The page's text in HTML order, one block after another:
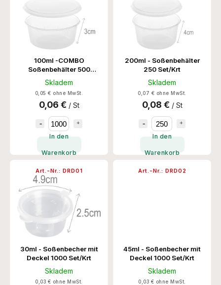
100ml -COMBO
Soßenbehälter 500
Set/Krt
Skladem
0,05 € ohne MwSt.
0,06 € / St
In den
Warenkorb
200ml - Soßenbehälter
250 Set/Krt
Skladem
0,07 € ohne MwSt.
0,08 € / St
In den
Warenkorb
30ml - Soßenbecher mit
Deckel 1000 Set/Krt
Skladem
0,03 € ohne MwSt.
Art.-Nr.: DRD01
45ml - Soßenbecher mit
Deckel 1000 Set/Krt
Skladem
0,03 € ohne MwSt.
Art.-Nr.: DRD02